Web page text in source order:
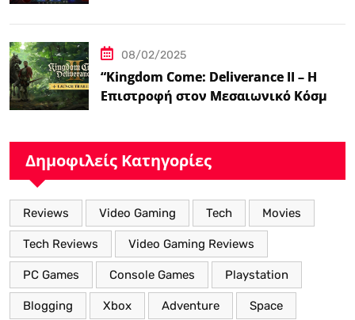
08/02/2025
“Kingdom Come: Deliverance II – Η
Επιστροφή στον Μεσαιωνικό Κόσμο
Δημοφιλείς Κατηγορίες
Reviews Video Gaming Tech Movies
Tech Reviews Video Gaming Reviews
PC Games Console Games Playstation
Blogging Xbox Adventure Space